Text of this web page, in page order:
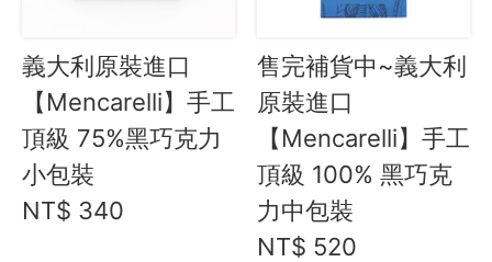
義大利原裝進口
【Mencarelli】手工
頂級 75%黑巧克力
小包裝
NT$ 340
售完補貨中~義大利
原裝進口
【Mencarelli】手工
頂級 100% 黑巧克
力中包裝
NT$ 520